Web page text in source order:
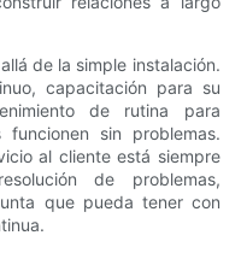
de la simple instalación.
capacitación para su
de rutina para
sin problemas.
al cliente está siempre
de problemas,
que pueda tener con